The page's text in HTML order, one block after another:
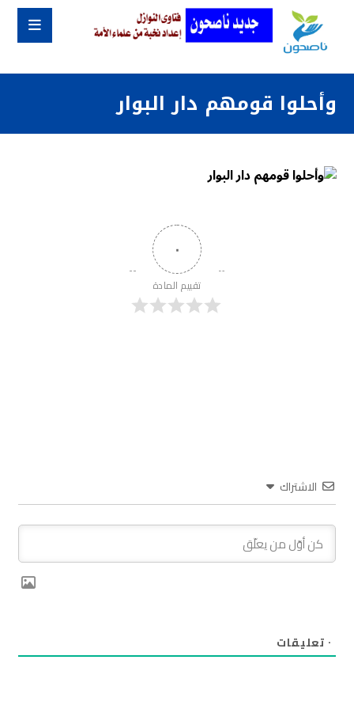
وأحلوا قومهم دار البوار
٠
تقييم المادة
الاشتراك
٠ تعليقات